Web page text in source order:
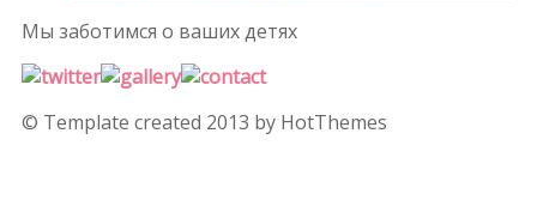
Мы заботимся о ваших детях
© Template created 2013 by HotThemes